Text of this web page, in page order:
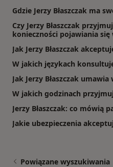
Gdzie Jerzy Błaszczak ma
Czy Jerzy Błaszczak
konieczności pojawiania się
Jak Jerzy Błaszczak
W jakich językach konsultuje
Jak Jerzy Błaszczak umawia
W jakich godzinach
Jerzy Błaszczak: co mówią
Jakie ubezpieczenia
Powiązane wyszukiwania